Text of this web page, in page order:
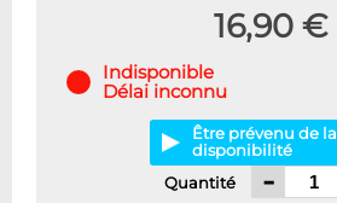
16,90 €
Indisponible
Délai inconnu
Être prévenu de la
disponibilité
Quantité
-